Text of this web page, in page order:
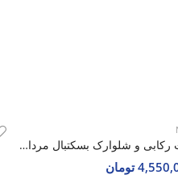
ست رکابی و شلوارک بسکتبال مردانه نایک Nike Hoop Zone M
تومان